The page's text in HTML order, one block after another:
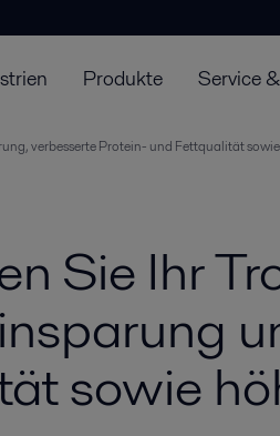
Produkte Service
verbesserte Protein- und Fettqualität
Sie Ihr
sowie